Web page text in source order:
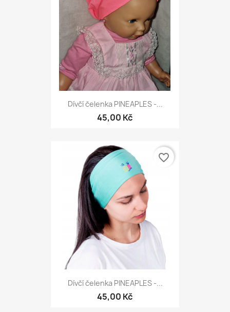
Dívčí čelenka PINEAPLES -...
45,00 Kč
Dívčí čelenka PINEAPLES -...
45,00 Kč
favorite_border